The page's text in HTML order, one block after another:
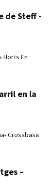
de Steff -
Horts En
en la
Crossbasa
–